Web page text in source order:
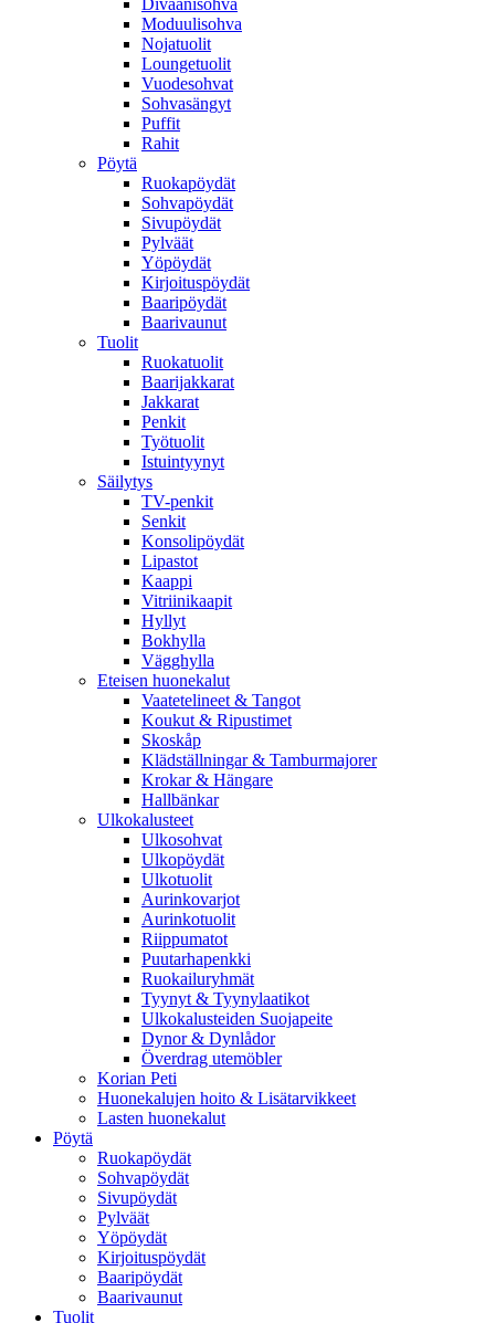
Divaanisohva
Moduulisohva
Nojatuolit
Loungetuolit
Vuodesohvat
Sohvasängyt
Puffit
Rahit
Pöytä
Ruokapöydät
Sohvapöydät
Sivupöydät
Pylväät
Yöpöydät
Kirjoituspöydät
Baaripöydät
Baarivaunut
Tuolit
Ruokatuolit
Baarijakkarat
Jakkarat
Penkit
Työtuolit
Istuintyynyt
Säilytys
TV-penkit
Senkit
Konsolipöydät
Lipastot
Kaappi
Vitriinikaapit
Hyllyt
Bokhylla
Vägghylla
Eteisen huonekalut
Vaatetelineet & Tangot
Koukut & Ripustimet
Skoskåp
Klädställningar & Tamburmajorer
Krokar & Hängare
Hallbänkar
Ulkokalusteet
Ulkosohvat
Ulkopöydät
Ulkotuolit
Aurinkovarjot
Aurinkotuolit
Riippumatot
Puutarhapenkki
Ruokailuryhmät
Tyynyt & Tyynylaatikot
Ulkokalusteiden Suojapeite
Dynor & Dynlådor
Överdrag utemöbler
Korian Peti
Huonekalujen hoito & Lisätarvikkeet
Lasten huonekalut
Pöytä
Ruokapöydät
Sohvapöydät
Sivupöydät
Pylväät
Yöpöydät
Kirjoituspöydät
Baaripöydät
Baarivaunut
Tuolit